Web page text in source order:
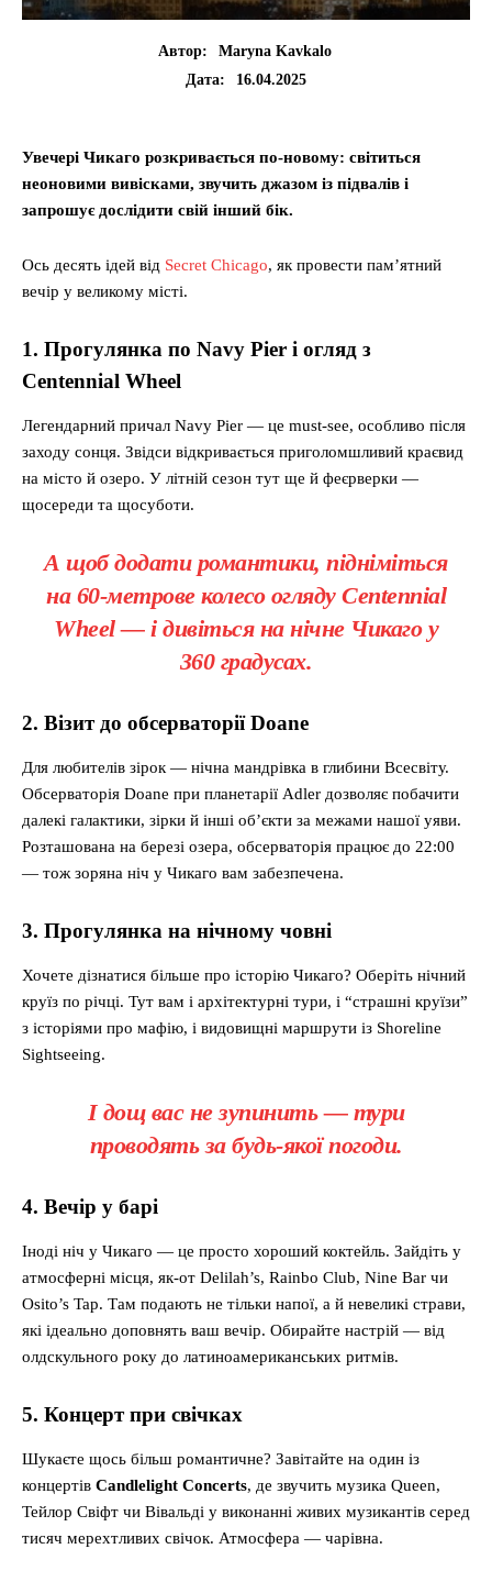
Автор:
Maryna Kavkalo
Дата:
16.04.2025
Увечері Чикаго розкривається по-новому: світиться
неоновими вивісками, звучить джазом із підвалів і
запрошує дослідити свій інший бік.
Ось десять ідей від Secret Chicago, як провести пам’ятний
вечір у великому місті.
1. Прогулянка по Navy Pier і огляд з
Centennial Wheel
Легендарний причал Navy Pier — це must-see, особливо після
заходу сонця. Звідси відкривається приголомшливий краєвид
на місто й озеро. У літній сезон тут ще й феєрверки —
щосереди та щосуботи.
А щоб додати романтики, підніміться
на 60-метрове колесо огляду Centennial
Wheel — і дивіться на нічне Чикаго у
360 градусах.
2. Візит до обсерваторії Doane
Для любителів зірок — нічна мандрівка в глибини Всесвіту.
Обсерваторія Doane при планетарії Adler дозволяє побачити
далекі галактики, зірки й інші об’єкти за межами нашої уяви.
Розташована на березі озера, обсерваторія працює до 22:00
— тож зоряна ніч у Чикаго вам забезпечена.
3. Прогулянка на нічному човні
Хочете дізнатися більше про історію Чикаго? Оберіть нічний
круїз по річці. Тут вам і архітектурні тури, і “страшні круїзи”
з історіями про мафію, і видовищні маршрути із Shoreline
Sightseeing.
І дощ вас не зупинить — тури
проводять за будь-якої погоди.
4. Вечір у барі
Іноді ніч у Чикаго — це просто хороший коктейль. Зайдіть у
атмосферні місця, як-от Delilah’s, Rainbo Club, Nine Bar чи
Osito’s Tap. Там подають не тільки напої, а й невеликі страви,
які ідеально доповнять ваш вечір. Обирайте настрій — від
олдскульного року до латиноамериканських ритмів.
5. Концерт при свічках
Шукаєте щось більш романтичне? Завітайте на один із
концертів Candlelight Concerts, де звучить музика Queen,
Тейлор Свіфт чи Вівальді у виконанні живих музикантів серед
тисяч мерехтливих свічок. Атмосфера — чарівна.